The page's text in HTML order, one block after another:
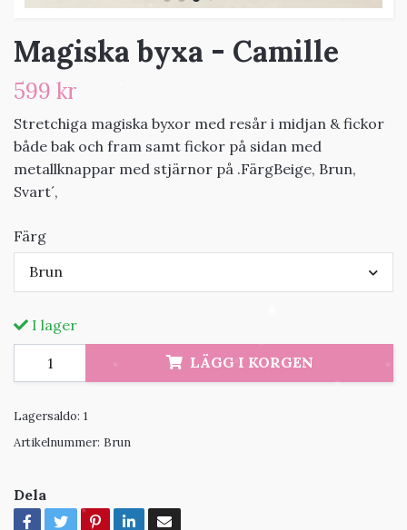
Magiska byxa - Camille
599 kr
Stretchiga magiska byxor med resår i midjan & fickor
både bak och fram samt fickor på sidan med
metallknappar med stjärnor på .FärgBeige, Brun,
Svart´,
Färg
Brun
I lager
LÄGG I KORGEN
Lagersaldo: 1
Artikelnummer: Brun
Dela